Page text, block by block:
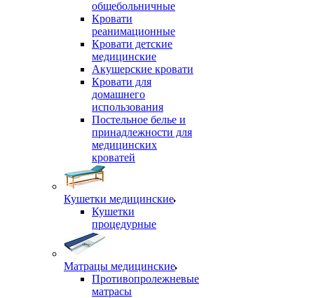
общебольничные
Кровати
реанимационные
Кровати детские
медицинские
Акушерские кровати
Кровати для
домашнего
использования
Постельное белье и
принадлежности для
медицинских
кроватей
Кушетки медицинские
Кушетки
процедурные
Матрацы медицинские
Противопролежневые
матрасы